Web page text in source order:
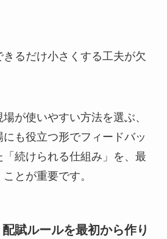
るだけ小さくする工夫が欠
が使いやすい方法を選ぶ、
も役立つ形でフィードバッ
続けられる仕組み」を、最
とが重要です。
賦ルールを最初から作り